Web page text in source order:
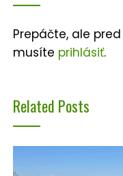
Prepáčte, ale
musíte prihlásiť.
Related Posts